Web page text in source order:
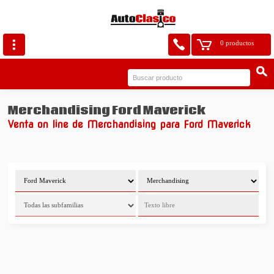
0 productos
Merchandising Ford Maverick
Venta on line de Merchandising para Ford Maverick